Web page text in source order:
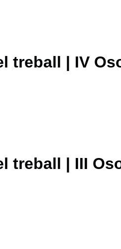
treball | IV
treball | III